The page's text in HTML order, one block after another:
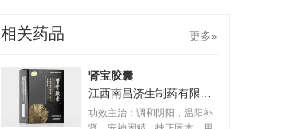
相关药品 更多»
肾宝胶囊
功效主治：调和阴阳，温阳补